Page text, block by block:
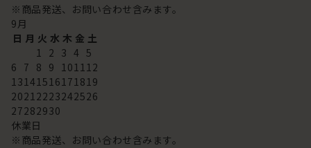
※商品発送、お問い合わせ含みます。
9月
日 月 火 水 木 金 土
1 2 3 4 5
6 7 8 9 101112
13141516171819
20212223242526
27282930
休業日
※商品発送、お問い合わせ含みます。